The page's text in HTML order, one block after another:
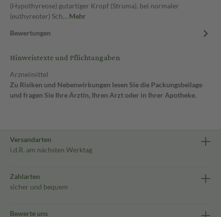
(Hypothyreose) gutartiger Kropf (Struma), bei normaler
(euthyreoter) Sch… Mehr
Bewertungen
Hinweistexte und Pflichtangaben
Arzneimittel
Zu Risiken und Nebenwirkungen lesen Sie die Packungsbeilage
und fragen Sie Ihre Ärztin, Ihren Arzt oder in Ihrer Apotheke.
Versandarten
i.d.R. am nächsten Werktag
Zahlarten
sicher und bequem
Bewerte uns